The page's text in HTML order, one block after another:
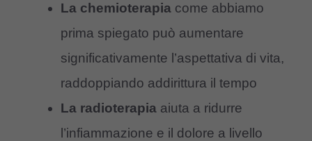
La chemioterapia come abbiamo
prima spiegato può aumentare
significativamente l’aspettativa di vita,
raddoppiando addirittura il tempo
La radioterapia aiuta a ridurre
l’infiammazione e il dolore a livello